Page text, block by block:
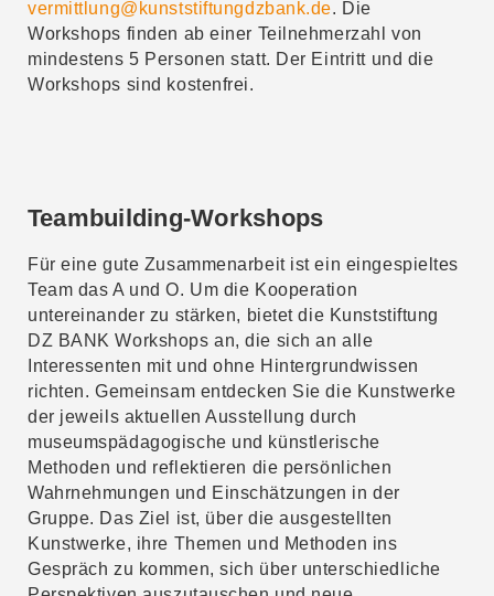
vermittlung@kunststiftungdzbank.de . Die
Workshops finden ab einer Teilnehmerzahl von
mindestens 5 Personen statt. Der Eintritt und die
Workshops sind kostenfrei.
Teambuilding-Workshops
Für eine gute Zusammenarbeit ist ein eingespieltes
Team das A und O. Um die Kooperation
untereinander zu stärken, bietet die Kunststiftung
DZ BANK Workshops an, die sich an alle
Interessenten mit und ohne Hintergrundwissen
richten. Gemeinsam entdecken Sie die Kunstwerke
der jeweils aktuellen Ausstellung durch
museumspädagogische und künstlerische
Methoden und reflektieren die persönlichen
Wahrnehmungen und Einschätzungen in der
Gruppe. Das Ziel ist, über die ausgestellten
Kunstwerke, ihre Themen und Methoden ins
Gespräch zu kommen, sich über unterschiedliche